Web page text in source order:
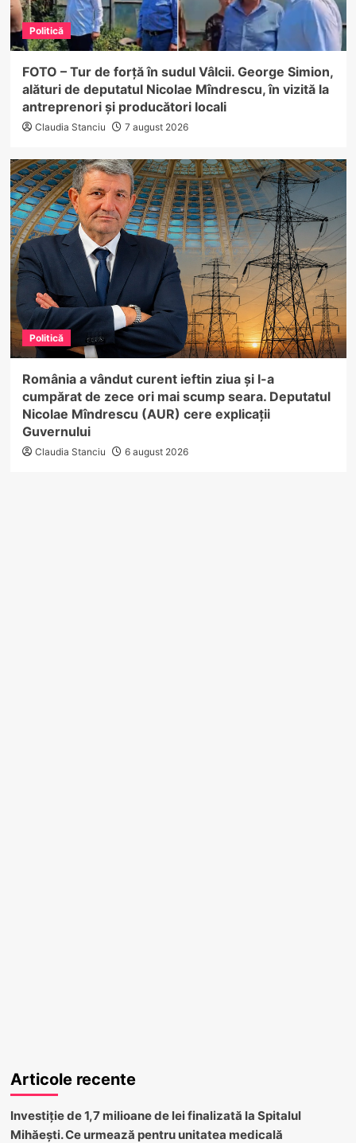
Politică
FOTO – Tur de forță în sudul Vâlcii. George Simion,
alături de deputatul Nicolae Mîndrescu, în vizită la
antreprenori și producători locali
Claudia Stanciu 7 august 2026
Politică
România a vândut curent ieftin ziua și l-a
cumpărat de zece ori mai scump seara. Deputatul
Nicolae Mîndrescu (AUR) cere explicații
Guvernului
Claudia Stanciu 6 august 2026
Articole recente
Investiție de 1,7 milioane de lei finalizată la Spitalul
Mihăești. Ce urmează pentru unitatea medicală